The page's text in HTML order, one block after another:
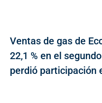
Ventas de gas de
22,1 % en el
perdió participación